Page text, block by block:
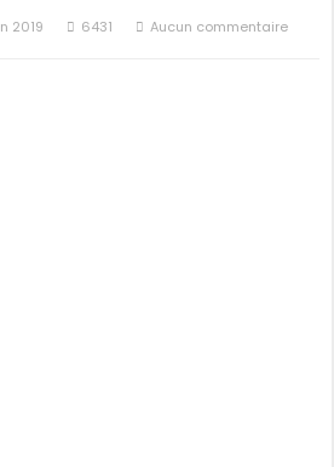
2019 6431 Aucun commentaire